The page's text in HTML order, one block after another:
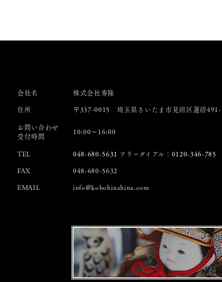
会社名
株式会社秀隆
住所
〒337-0015 埼玉県さいたま市見沼区蓮沼
お問い合わせ
受付時間
10:00～16:00
TEL 048-680-5631 フリーダイアル： 0120-346-785
FAX
048-680-5632
EMAIL
info@kobohinahina.com